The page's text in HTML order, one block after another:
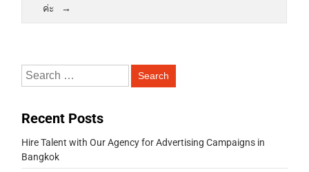
ค่ะ
Recent Posts
Hire Talent with Our Agency for Advertising Campaigns in
Bangkok